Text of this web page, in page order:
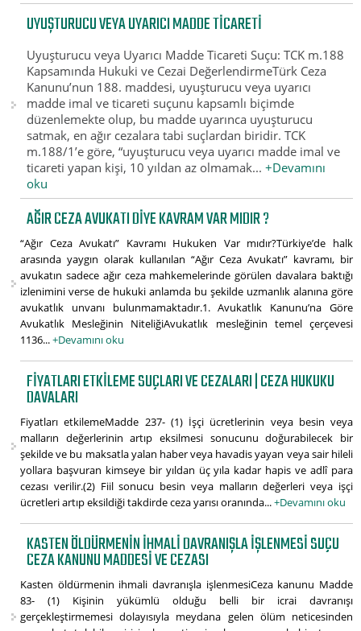
UYUŞTURUCU VEYA UYARICI MADDE TICARETI
Uyuşturucu veya Uyarıcı Madde Ticareti Suçu: TCK m.188
Kapsamında Hukuki ve Cezai DeğerlendirmeTürk Ceza
Kanunu’nun 188. maddesi, uyuşturucu veya uyarıcı
madde imal ve ticareti suçunu kapsamlı biçimde
düzenlemekte olup, bu madde uyarınca uyuşturucu
satmak, en ağır cezalara tabi suçlardan biridir. TCK
m.188/1’e göre, “uyuşturucu veya uyarıcı madde imal ve
ticareti yapan kişi, 10 yıldan az olmamak...+Devamını
oku
AĞIR CEZA AVUKATI DIYE KAVRAM VAR MIDIR ?
“Ağır Ceza Avukatı” Kavramı Hukuken Var mıdır?Türkiye’de halk
arasında yaygın olarak kullanılan “Ağır Ceza Avukatı” kavramı, bir
avukatın sadece ağır ceza mahkemelerinde görülen davalara baktığı
izlenimini verse de hukuki anlamda bu şekilde uzmanlık alanına göre
avukatlık unvanı bulunmamaktadır.1. Avukatlık Kanunu’na Göre
Avukatlık Mesleğinin NiteliğiAvukatlık mesleğinin temel çerçevesi
1136...+Devamını oku
FIYATLARI ETKILEME SUÇLARI VE CEZALARI | CEZA HUKUKU
DAVALARI
Fiyatları etkilemeMadde 237- (1) İşçi ücretlerinin veya besin veya
malların değerlerinin artıp eksilmesi sonucunu doğurabilecek bir
şekilde ve bu maksatla yalan haber veya havadis yayan veya sair hileli
yollara başvuran kimseye bir yıldan üç yıla kadar hapis ve adlî para
cezası verilir.(2) Fiil sonucu besin veya malların değerleri veya işçi
ücretleri artıp eksildiği takdirde ceza yarısı oranında...+Devamını oku
KASTEN ÖLDÜRMENIN IHMALI DAVRANIŞLA IŞLENMESI SUÇU
CEZA KANUNU MADDESI VE CEZASI
Kasten öldürmenin ihmali davranışla işlenmesiCeza kanunu Madde
83- (1) Kişinin yükümlü olduğu belli bir icrai davranışı
gerçekleştirmemesi dolayısıyla meydana gelen ölüm neticesinden